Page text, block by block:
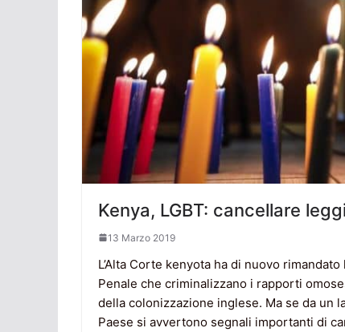
Kenya, LGBT: cancellare
13 Marzo 2019
L’Alta Corte kenyota ha di nuovo
Penale che criminalizzano i rapporti
della colonizzazione inglese. Ma se da un
Paese si avvertono segnali importanti di